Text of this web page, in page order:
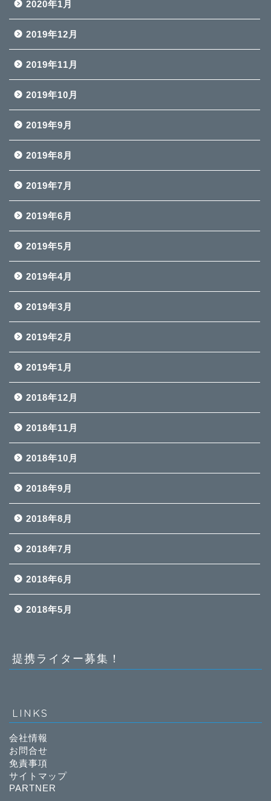
2020年1月
2019年12月
2019年11月
2019年10月
2019年9月
2019年8月
2019年7月
2019年6月
2019年5月
2019年4月
2019年3月
2019年2月
2019年1月
2018年12月
2018年11月
2018年10月
2018年9月
2018年8月
2018年7月
2018年6月
2018年5月
提携ライター募集！
LINKS
会社情報
お問合せ
免責事項
サイトマップ
PARTNER